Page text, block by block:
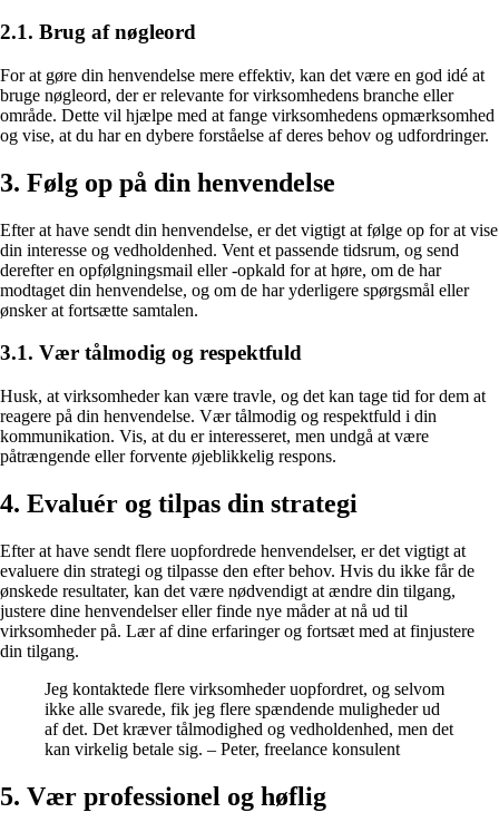
2.1. Brug af nøgleord
For at gøre din henvendelse mere effektiv, kan det være en god idé at
bruge nøgleord, der er relevante for virksomhedens branche eller
område. Dette vil hjælpe med at fange virksomhedens opmærksomhed
og vise, at du har en dybere forståelse af deres behov og udfordringer.
3. Følg op på din henvendelse
Efter at have sendt din henvendelse, er det vigtigt at følge op for at vise
din interesse og vedholdenhed. Vent et passende tidsrum, og send
derefter en opfølgningsmail eller -opkald for at høre, om de har
modtaget din henvendelse, og om de har yderligere spørgsmål eller
ønsker at fortsætte samtalen.
3.1. Vær tålmodig og respektfuld
Husk, at virksomheder kan være travle, og det kan tage tid for dem at
reagere på din henvendelse. Vær tålmodig og respektfuld i din
kommunikation. Vis, at du er interesseret, men undgå at være
påtrængende eller forvente øjeblikkelig respons.
4. Evaluér og tilpas din strategi
Efter at have sendt flere uopfordrede henvendelser, er det vigtigt at
evaluere din strategi og tilpasse den efter behov. Hvis du ikke får de
ønskede resultater, kan det være nødvendigt at ændre din tilgang,
justere dine henvendelser eller finde nye måder at nå ud til
virksomheder på. Lær af dine erfaringer og fortsæt med at finjustere
din tilgang.
Jeg kontaktede flere virksomheder uopfordret, og selvom
ikke alle svarede, fik jeg flere spændende muligheder ud
af det. Det kræver tålmodighed og vedholdenhed, men det
kan virkelig betale sig. – Peter, freelance konsulent
5. Vær professionel og høflig